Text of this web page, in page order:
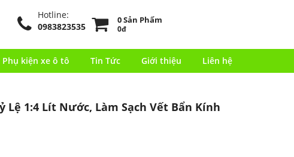
Hotline:
0983823535
0 Sản Phẩm
0đ
Phụ kiện xe ô tô Tin Tức Giới thiệu
Liên hệ
Lệ 1:4 Lít Nước, Làm Sạch Vết Bẩn Kính